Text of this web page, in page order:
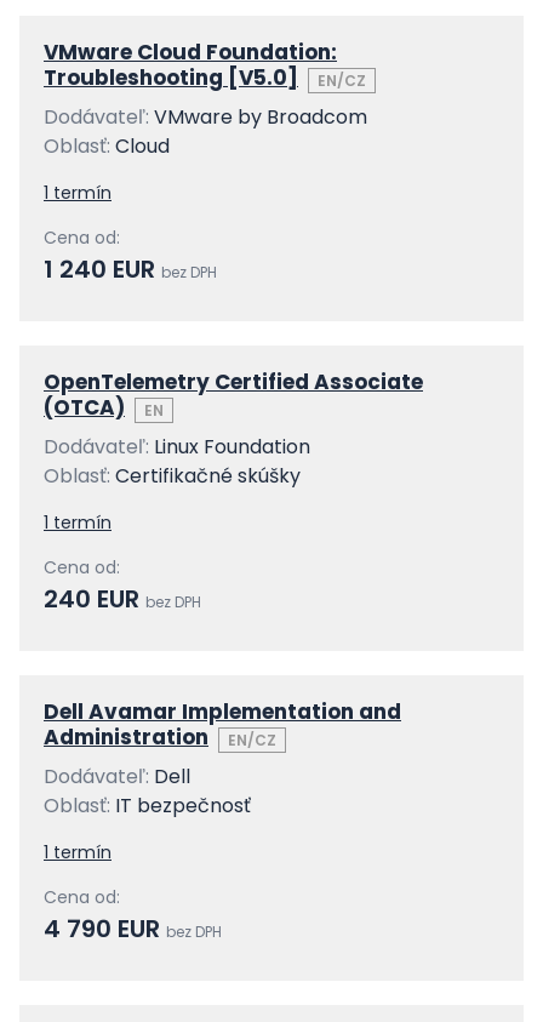
VMware Cloud Foundation:
Troubleshooting [V5.0]
EN/CZ
Dodávateľ: VMware by Broadcom
Oblasť: Cloud
1 termín
Cena od:
1 240 EUR bez DPH
OpenTelemetry Certified Associate
(OTCA)
EN
Dodávateľ: Linux Foundation
Oblasť: Certifikačné skúšky
1 termín
Cena od:
240 EUR bez DPH
Dell Avamar Implementation and
Administration
EN/CZ
Dodávateľ: Dell
Oblasť: IT bezpečnosť
1 termín
Cena od:
4 790 EUR bez DPH